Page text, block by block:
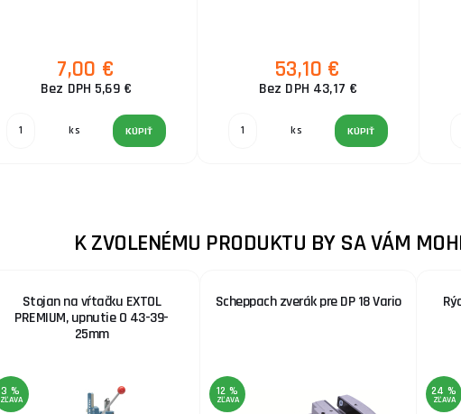
7,00 €
Bez DPH 5,69 €
ks KÚPIŤ
53,10 €
Bez DPH 43,17 €
ks KÚPIŤ
K ZVOLENÉMU PRODUKTU BY SA VÁM
Stojan na vŕtačku EXTOL
PREMIUM, upnutie O 43-39-
25mm
3 %
ZĽAVA
Scheppach zverák pre DP 18 Vario
12 %
ZĽAVA
24 %
ZĽAVA